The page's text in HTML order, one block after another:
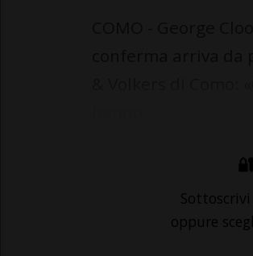
oppure